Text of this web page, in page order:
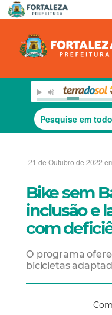
21 de Outubro de 2022
Bike sem
inclusão e
com
O programa
bicicletas